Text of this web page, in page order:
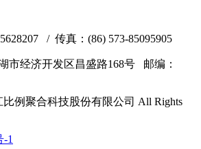
/ 传真：(86) 573-85095905
市经济开发区昌盛路168号 邮编：
比例聚合科技股份有限公司 All Rights
-1